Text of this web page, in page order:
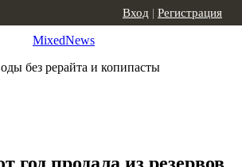
MixedNews
без рерайта и копипасты
Вход | Регистрация